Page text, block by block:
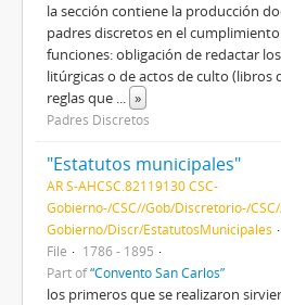
la sección contiene la producción
padres discretos en el
funciones: obligación de redactar
litúrgicas o de actos de culto (libros
reglas que ... »
Padres Discretos
"Estatutos municipales"
AR S-AHCSC.82119130 CSC-
Gobierno-/CSC//Gob/Discretorio-/
Gobierno/Discr/EstatutosMunicipales
File
1786 - 1895
Part of“Convento San Carlos”
los primeros que se realizaron